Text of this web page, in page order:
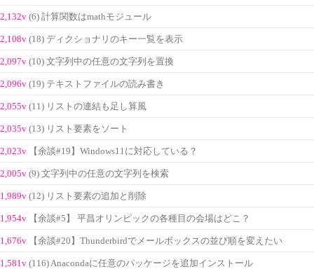
2,132v (6) 計算関数はmathモジュール
2,108v (18) ディクショナリのキー一覧を表示
2,097v (10) 文字列中の任意の文字列を置換
2,096v (19) テキストファイルの読み書き
2,055v (11) リストの連結も足し算風
2,035v (13) リスト要素をソート
2,023v 【余談#19】Windows11に対応している？
2,005v (9) 文字列中の任意の文字列を検索
1,989v (12) リスト要素の追加と削除
1,954v 【余談#5】 平昌オリンピックの各種目の会場はどこ？
1,676v 【余談#20】Thunderbirdでメールボックスの並び順を変えたい
1,581v (116) Anacondaに任意のパッケージを追加インストール